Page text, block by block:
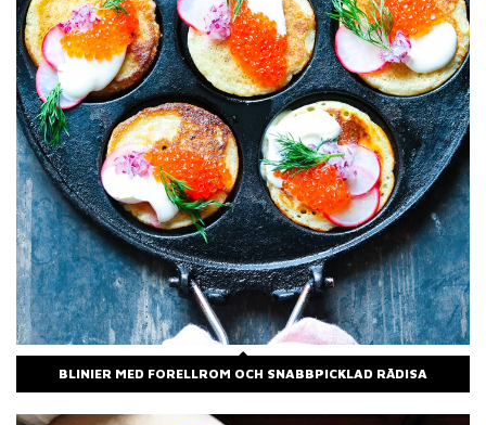
BLINIER MED FORELLROM OCH SNABBPICKLAD RÄDISA